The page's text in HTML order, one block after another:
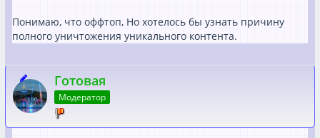
Понимаю, что оффтоп, Но хотелось бы узнать причину
полного уничтожения уникального контента.
Готовая
Модератор